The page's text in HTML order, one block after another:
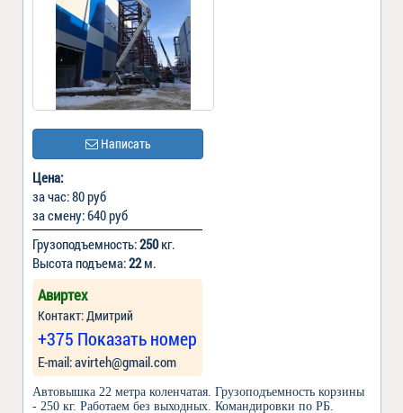
Написать
Цена:
за час: 80 руб
за смену: 640 руб
Грузоподъемность:250кг.
Высота подъема:22м.
Авиртех
Контакт: Дмитрий
+375 Показать номер
Е-mail: avirteh@gmail.com
Автовышка 22 метра коленчатая. Грузоподъемность корзины
- 250 кг. Работаем без выходных. Командировки по РБ.